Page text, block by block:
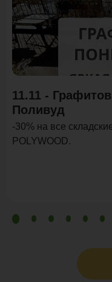
11.11 -
Поливуд
-30% на все
POLYWOOD.